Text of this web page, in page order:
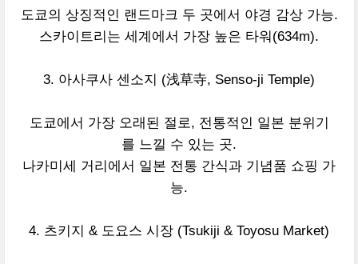
도쿄의 상징적인 랜드마크 두 곳에서 야경 감상 가능.
스카이트리는 세계에서 가장 높은 타워(634m).
3. 아사쿠사 센소지 (浅草寺, Senso-ji Temple)
도쿄에서 가장 오래된 절로, 전통적인 일본 분위기
를 느낄 수 있는 곳.
나카미세 거리에서 일본 전통 간식과 기념품 쇼핑 가
능.
4. 츠키지 & 도요스 시장 (Tsukiji & Toyosu Market)